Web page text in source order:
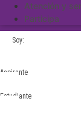
Atención y
Participa
Soy:
Aspirante
Estudiante